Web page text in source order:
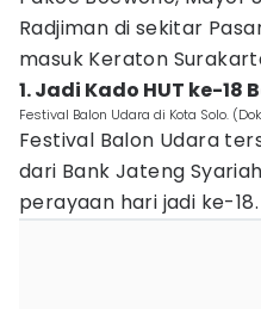
Radjiman di sekitar
masuk Keraton
1. Jadi Kado HUT ke-
Festival Balon Udara di Kota Solo.
Festival Balon Udara
dari Bank Jateng
perayaan hari jadi ke-18.